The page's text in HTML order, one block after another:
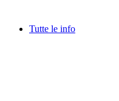
Tutte le info